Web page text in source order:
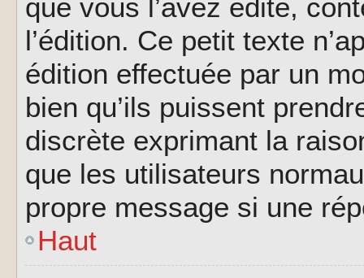
que vous l’avez édité,
l’édition. Ce petit texte
édition effectuée par un
bien qu’ils puissent
discrète exprimant la
que les utilisateurs
propre message si une
Haut